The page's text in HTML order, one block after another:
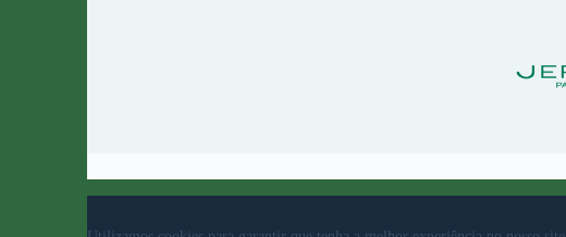
© 2023 Rio Ave Futebol Clube Desenvolvido por